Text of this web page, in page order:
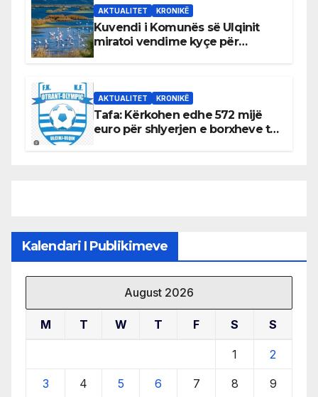
AKTUALITET KRONIKË
Kuvendi i Komunës së Ulqinit
miratoi vendime kyçe për
AKTUALITET KRONIKË
Tafa: Kërkohen edhe 572 mijë
euro për shlyerjen e borxheve të
Kalendari I Publikimeve
August 2026
M T W T F S S
1 2
3 4 5 6 7 8 9